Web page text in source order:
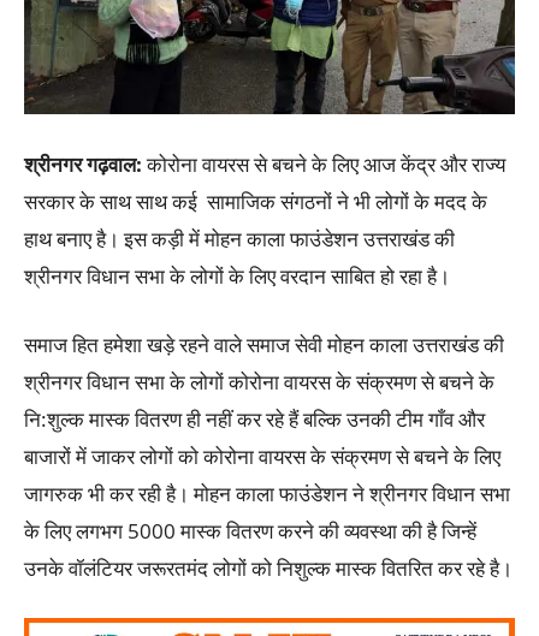
श्रीनगर गढ़वाल:कोरोना वायरस से बचने के लिए आज केंद्र और राज्य
सरकार के साथ साथ कई सामाजिक संगठनों ने भी लोगों के मदद के
हाथ बनाए है। इस कड़ी में मोहन काला फाउंडेशन उत्तराखंड की
श्रीनगर विधान सभा के लोगों के लिए वरदान साबित हो रहा है।
समाज हित हमेशा खड़े रहने वाले समाज सेवी मोहन काला उत्तराखंड की
श्रीनगर विधान सभा के लोगों कोरोना वायरस के संक्रमण से बचने के
नि:शुल्क मास्क वितरण ही नहीं कर रहे हैं बल्कि उनकी टीम गाँव और
बाजारों में जाकर लोगों को कोरोना वायरस के संक्रमण से बचने के लिए
जागरुक भी कर रही है। मोहन काला फाउंडेशन ने श्रीनगर विधान सभा
के लिए लगभग 5000 मास्क वितरण करने की व्यवस्था की है जिन्हें
उनके वॉलंटियर जरूरतमंद लोगों को निशुल्क मास्क वितरित कर रहे है।